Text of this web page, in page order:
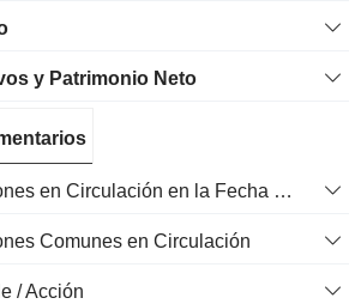
y Patrimonio Neto
Total de Acciones en Circulación en la Fecha de Presentación
Comunes en Circulación
/ Acción